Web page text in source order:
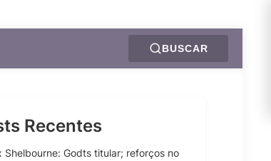
BUSCAR
Recentes
Shelbourne: Godts titular; reforços no